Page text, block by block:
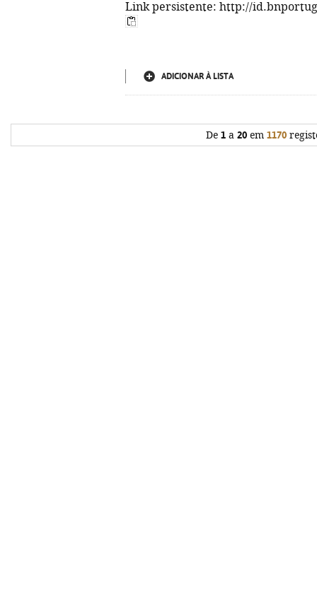
Link persistente: http://
ADICIONAR À LISTA
De 1a 20em 1170